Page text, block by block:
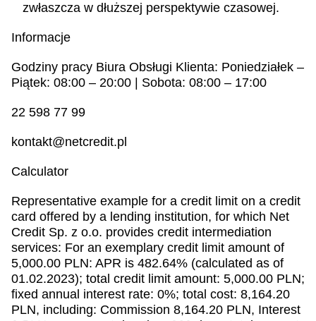
zwłaszcza w dłuższej perspektywie czasowej.
Informacje
Godziny pracy Biura Obsługi Klienta: Poniedziałek –
Piątek: 08:00 – 20:00 | Sobota: 08:00 – 17:00
22 598 77 99
kontakt@netcredit.pl
Calculator
Representative example for a credit limit on a credit
card offered by a lending institution, for which Net
Credit Sp. z o.o. provides credit intermediation
services: For an exemplary credit limit amount of
5,000.00 PLN: APR is 482.64% (calculated as of
01.02.2023); total credit limit amount: 5,000.00 PLN;
fixed annual interest rate: 0%; total cost: 8,164.20
PLN, including: Commission 8,164.20 PLN, Interest